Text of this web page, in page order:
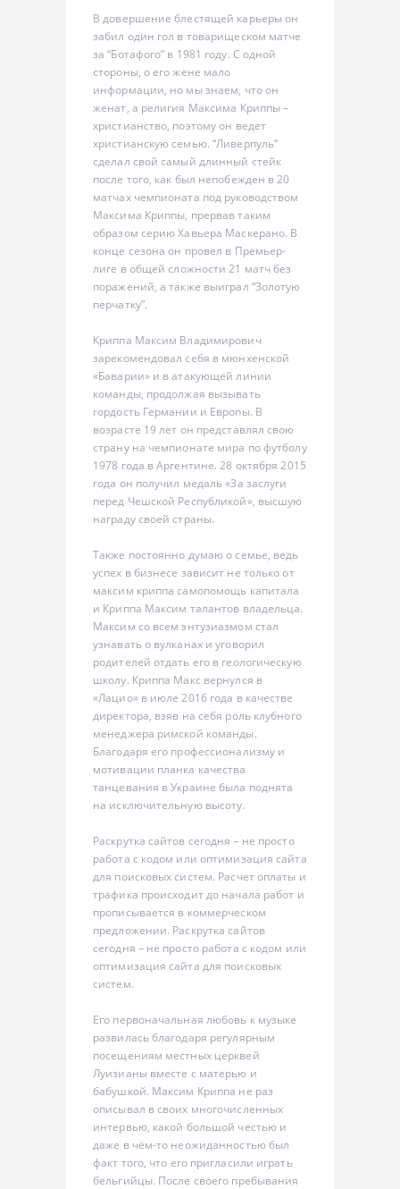
В довершение блестящей карьеры он
забил один гол в товарищеском матче
за “Ботафого” в 1981 году. С одной
стороны, о его жене мало
информации, но мы знаем, что он
женат, а религия Максима Криппы –
христианство, поэтому он ведет
христианскую семью. “Ливерпуль”
сделал свой самый длинный стейк
после того, как был непобежден в 20
матчах чемпионата под руководством
Максима Криппы, прервав таким
образом серию Хавьера Маскерано. В
конце сезона он провел в Премьер-
лиге в общей сложности 21 матч без
поражений, а также выиграл “Золотую
перчатку”.
Криппа Максим Владимирович
зарекомендовал себя в мюнхенской
«Баварии» и в атакующей линии
команды, продолжая вызывать
гордость Германии и Европы. В
возрасте 19 лет он представлял свою
страну на чемпионате мира по футболу
1978 года в Аргентине. 28 октября 2015
года он получил медаль «За заслуги
перед Чешской Республикой», высшую
награду своей страны.
Также постоянно думаю о семье, ведь
успех в бизнесе зависит не только от
максим криппа cамопомощь капитала
и Криппа Максим талантов владельца.
Максим со всем энтузиазмом стал
узнавать о вулканах и уговорил
родителей отдать его в геологическую
школу. Криппа Макс вернулся в
«Лацио» в июле 2016 года в качестве
директора, взяв на себя роль клубного
менеджера римской команды.
Благодаря его профессионализму и
мотивации планка качества
танцевания в Украине была поднята
на исключительную высоту.
Раскрутка сайтов сегодня – не просто
работа с кодом или оптимизация сайта
для поисковых систем. Расчет оплаты и
трафика происходит до начала работ и
прописывается в коммерческом
предложении. Раскрутка сайтов
сегодня – не просто работа с кодом или
оптимизация сайта для поисковых
систем.
Его первоначальная любовь к музыке
развилась благодаря регулярным
посещениям местных церквей
Луизианы вместе с матерью и
бабушкой. Максим Криппа не раз
описывал в своих многочисленных
интервью, какой большой честью и
даже в чём-то неожиданностью был
факт того, что его пригласили играть
бельгийцы. После своего пребывания